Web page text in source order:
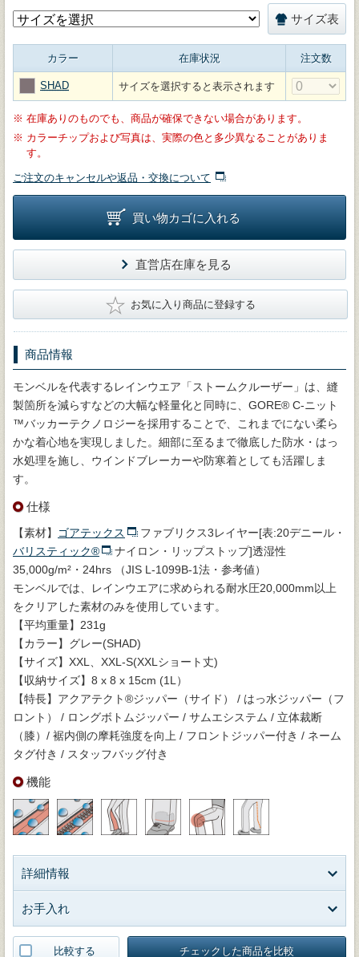
サイズ表
カラー 在庫状況 注文数
SHAD サイズを選択すると表示されます
※ 在庫ありのものでも、商品が確保できない場合があります。
※ カラーチップおよび写真は、実際の色と多少異なることがありま
す。
ご注文のキャンセルや返品・交換について
買い物カゴに入れる
直営店在庫を見る
★ お気に入り商品に登録する
商品情報
モンベルを代表するレインウエア「ストームクルーザー」は、縫
製箇所を減らすなどの大幅な軽量化と同時に、GORE® C-ニット
™バッカーテクノロジーを採用することで、これまでにない柔ら
かな着心地を実現しました。細部に至るまで徹底した防水・はっ
水処理を施し、ウインドブレーカーや防寒着としても活躍しま
す。
仕様
【素材】 ゴアテックス
ファブリクス3レイヤー[表:20デニール・
バリスティック®
ナイロン・リップストップ]透湿性
35,000g/m²・24hrs （JIS L-1099B-1法・参考値）
モンベルでは、レインウエアに求められる耐水圧20,000mm以上
をクリアした素材のみを使用しています。
【平均重量】231g
【カラー】グレー(SHAD)
【サイズ】XXL、XXL-S(XXLショート丈)
【収納サイズ】8 x 8 x 15cm (1L）
【特長】アクアテクト®ジッパー（サイド） / はっ水ジッパー（フ
ロント） / ロングボトムジッパー / サムエシステム / 立体裁断
（膝）/ 裾内側の摩耗強度を向上 / フロントジッパー付き / ネーム
タグ付き / スタッフバッグ付き
機能
詳細情報
お手入れ
比較する チェックした商品を比較